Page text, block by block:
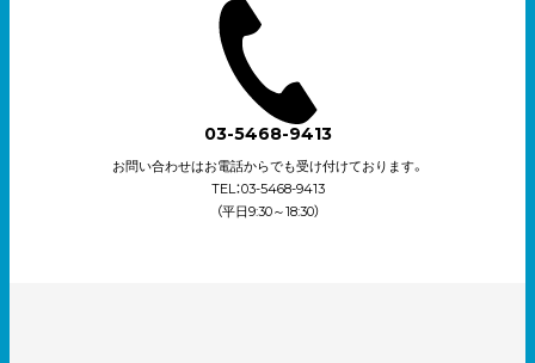
03-5468-9413
お問い合わせはお電話からでも受け付けております。
TEL：03-5468-9413
（平日9:30～18:30）